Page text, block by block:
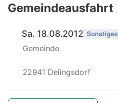
Gemeindeausfahrt
Sa. 18.08.2012 Sonstiges
Gemeinde
22941 Delingsdorf